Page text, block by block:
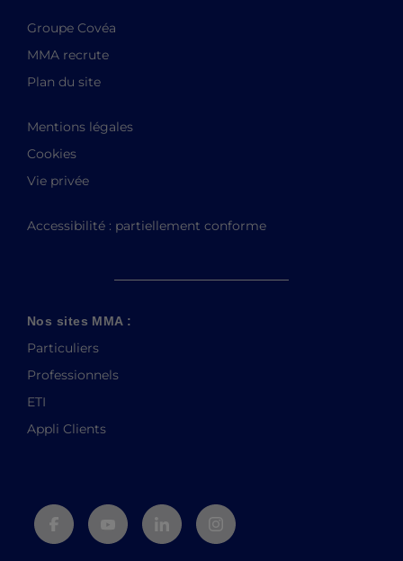
Groupe Covéa
MMA recrute
Plan du site
Mentions légales
Cookies
Vie privée
Accessibilité : partiellement conforme
Nos sites MMA :
Particuliers
Professionnels
ETI
Appli Clients